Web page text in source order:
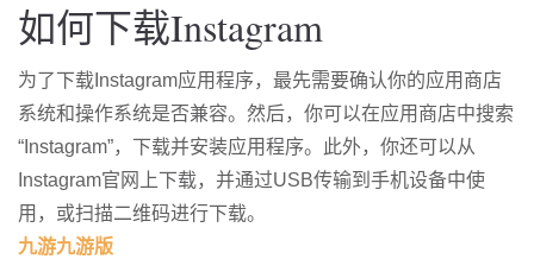
如何下载Instagram
为了下载Instagram应用程序，最先需要确认你的应用商店
系统和操作系统是否兼容。然后，你可以在应用商店中搜索
“Instagram”，下载并安装应用程序。此外，你还可以从
Instagram官网上下载，并通过USB传输到手机设备中使
用，或扫描二维码进行下载。
九游九游版